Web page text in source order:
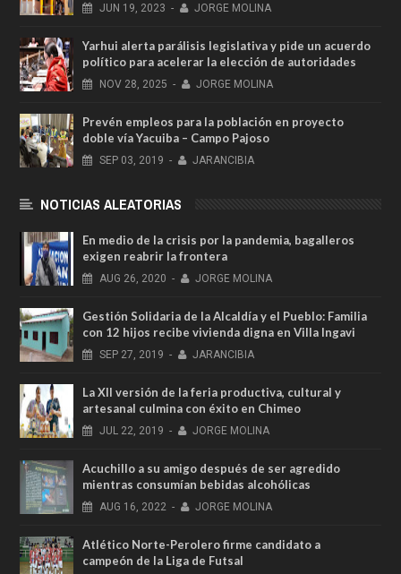
JUN 19, 2023 - JORGE MOLINA
Yarhui alerta parálisis legislativa y pide un acuerdo
político para acelerar la elección de autoridades
NOV 28, 2025 - JORGE MOLINA
Prevén empleos para la población en proyecto
doble vía Yacuiba – Campo Pajoso
SEP 03, 2019 - JARANCIBIA
NOTICIAS ALEATORIAS
En medio de la crisis por la pandemia, bagalleros
exigen reabrir la frontera
AUG 26, 2020 - JORGE MOLINA
Gestión Solidaria de la Alcaldía y el Pueblo: Familia
con 12 hijos recibe vivienda digna en Villa Ingavi
SEP 27, 2019 - JARANCIBIA
La XII versión de la feria productiva, cultural y
artesanal culmina con éxito en Chimeo
JUL 22, 2019 - JORGE MOLINA
Acuchillo a su amigo después de ser agredido
mientras consumían bebidas alcohólicas
AUG 16, 2022 - JORGE MOLINA
Atlético Norte-Perolero firme candidato a
campeón de la Liga de Futsal